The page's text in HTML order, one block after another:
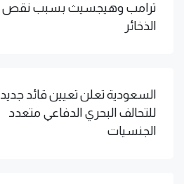
ترامب وهيجسيث بسبب نقص
الذخائر
السعودية تعلن تعيين قائد جديد
للتحالف البحري الدفاعي متعدد
الجنسيات